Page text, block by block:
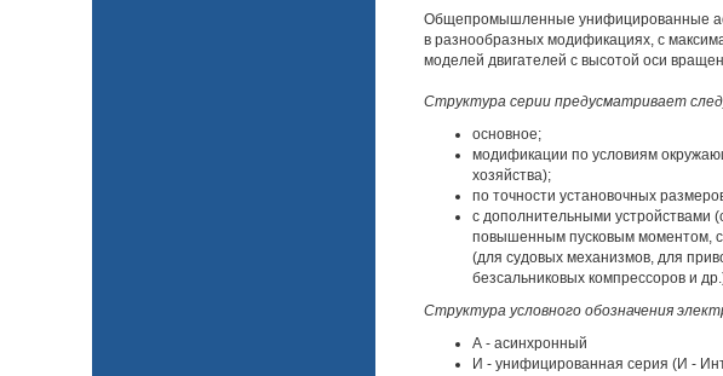
Общепромышленные унифицированные
в разнообразных модификациях, с
моделей двигателей с высотой оси
Структура серии предусматривает
основное;
модификации по условиям
хозяйства);
по точности установочных
с дополнительными устройствами
повышенным пусковым моментом,
(для судовых механизмов, для
безсальниковых компрессоров и
Структура условного обозначения
А - асинхронный
И - унифицированная серия (И -